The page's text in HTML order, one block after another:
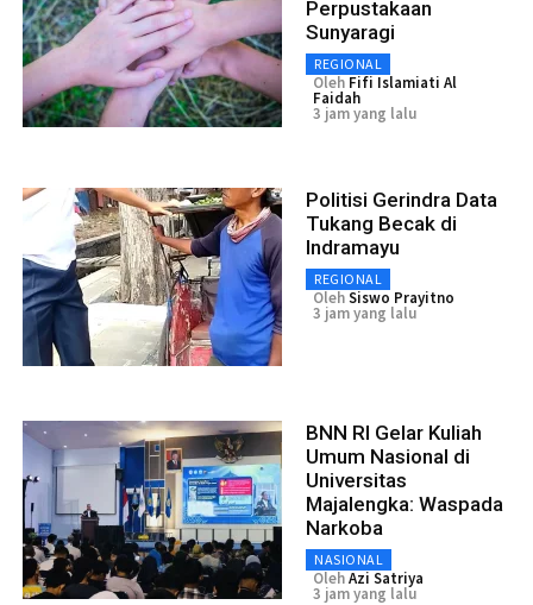
Perpustakaan
Sunyaragi
REGIONAL
Oleh Fifi Islamiati Al
Faidah
3 jam yang lalu
Politisi Gerindra Data
Tukang Becak di
Indramayu
REGIONAL
OlehSiswo Prayitno
3 jam yang lalu
BNN RI Gelar Kuliah
Umum Nasional di
Universitas
Majalengka: Waspada
Narkoba
NASIONAL
OlehAzi Satriya
3 jam yang lalu